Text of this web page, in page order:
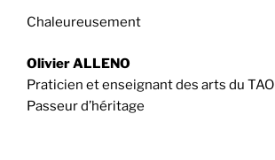
Chaleureusement
Olivier ALLENO
Praticien et enseignant des arts du TAO
Passeur d’héritage